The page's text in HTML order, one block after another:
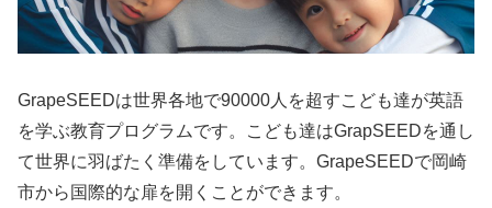
GrapeSEEDは世界各地で90000人を超すこども達が英語
を学ぶ教育プログラムです。こども達はGrapSEEDを通し
て世界に羽ばたく準備をしています。GrapeSEEDで岡崎
市から国際的な扉を開くことができます。